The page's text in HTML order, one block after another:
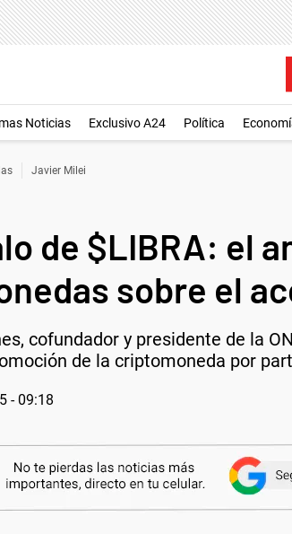
Noticias Exclusivo A24 Política
Javier Milei
de $LIBRA: el
sobre el
cofundador y presidente de la
de la criptomoneda por
- 09:18